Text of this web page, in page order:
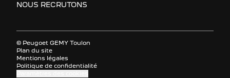
NOUS RECRUTONS
© Peugoet GEMY Toulon
Plan du site
Mentions légales
Politique de confidentialité